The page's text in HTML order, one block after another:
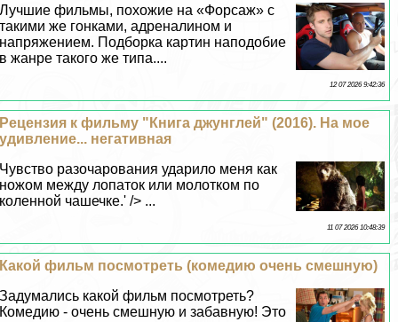
Лучшие фильмы, похожие на «Форсаж» с
такими же гонками, адреналином и
напряжением. Подборка картин наподобие
в жанре такого же типа....
12 07 2026 9:42:36
Рецензия к фильму "Книга джунглей" (2016). На мое
удивление... негативная
Чувство разочарования ударило меня как
ножом между лопаток или молотком по
коленной чашечке.' /> ...
11 07 2026 10:48:39
Какой фильм посмотреть (комедию очень смешную)
Задумались какой фильм посмотреть?
Комедию - очень смешную и забавную! Это